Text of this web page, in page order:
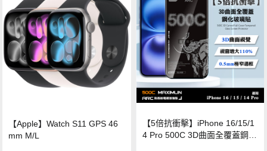
【Apple】Watch S11 GPS 46
mm M/L
【5倍抗衝擊】iPhone 16/15/1
4 Pro 500C 3D曲面全覆蓋鋼化